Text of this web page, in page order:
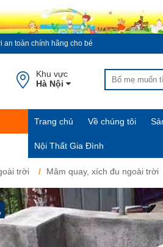
an toàn chính hãng cho bé
Khu vực
Hà Nội
Trang chủ Về chúng tôi
Nội Thất Gia Đình
trời Mâm quay, xích đu ngoài trời